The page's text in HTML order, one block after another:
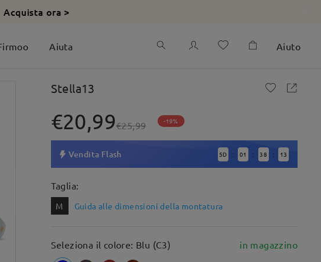
Acquista ora >
Aiuta Aiuto
Stella13
€20,99€25,99 -19%
Vendita Flash 5D : 01 : 38 : 12
Taglia:
M Guida alle dimensioni della montatura
Seleziona il colore: Blu (C3) in magazzino